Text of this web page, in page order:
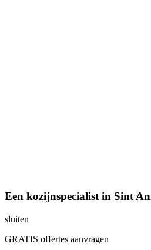
Een kozijnspecialist in Sint
sluiten
GRATIS offertes aanvragen